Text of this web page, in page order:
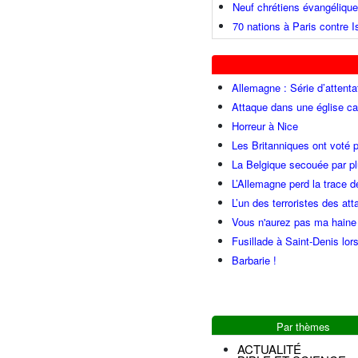
Neuf chrétiens
70 nations à Paris contre
Allemagne : Série
Attaque dans une église
Horreur à Nice
Les Britanniques ont voté
La Belgique secouée par
L’Allemagne perd la trace
L’un des terroristes des
Vous n'aurez pas ma haine
Fusillade à Saint-Denis
Barbarie !
Par thèmes
ACTUALITÉ